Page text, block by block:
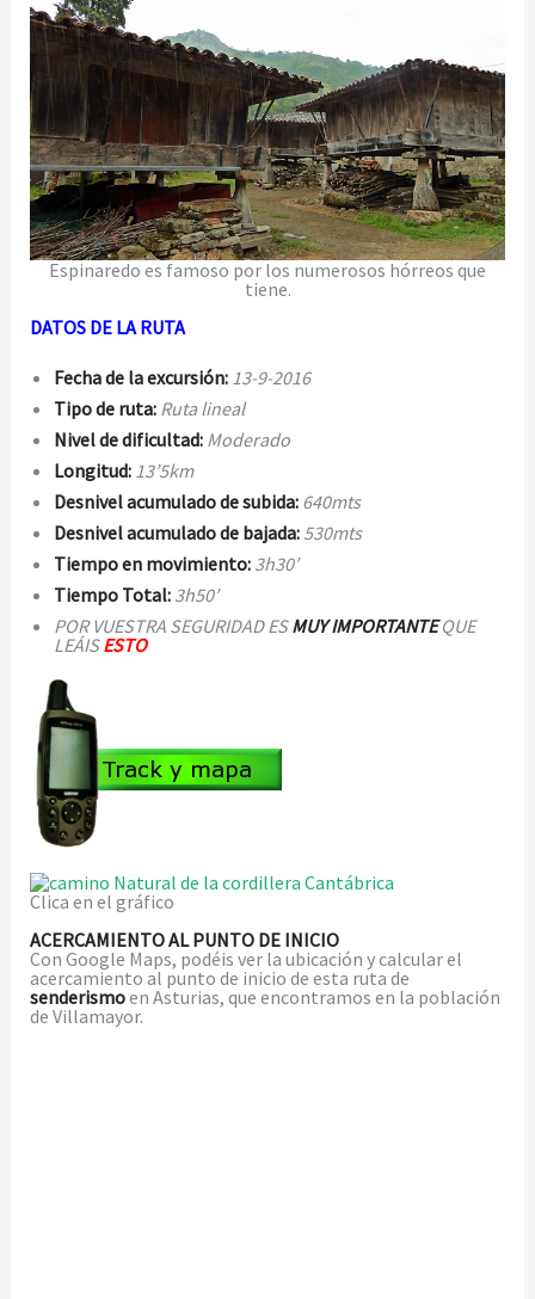
Espinaredo es famoso por los numerosos hórreos que
tiene.
DATOS DE LA RUTA
Fecha de la excursión: 13-9-2016
Tipo de ruta: Ruta lineal
Nivel de dificultad: Moderado
Longitud: 13’5km
Desnivel acumulado de subida: 640mts
Desnivel acumulado de bajada: 530mts
Tiempo en movimiento: 3h30′
Tiempo Total: 3h50′
POR VUESTRA SEGURIDAD ESMUY IMPORTANTEQUE
LEÁISESTO
Clica en el gráfico
ACERCAMIENTO AL PUNTO DE INICIO
Con Google Maps, podéis ver la ubicación y calcular el
acercamiento al punto de inicio de esta ruta de
senderismoen Asturias, que encontramos en la población
de Villamayor.